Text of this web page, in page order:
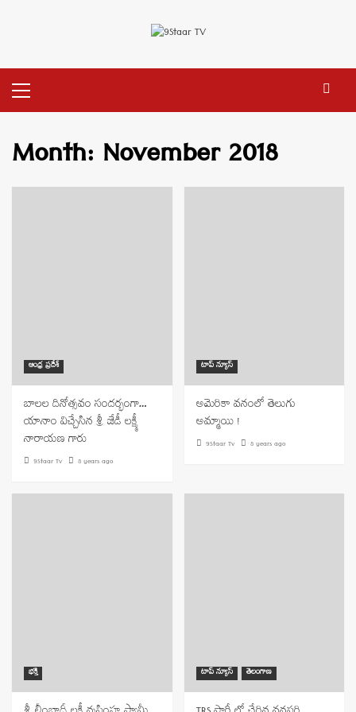
Menu
Month: November 2018
ఆంధ్ర ప్రదేశ్
బాలల దినోత్సవం సందర్భంగా…
యానాం విచ్చేసిన శ్రీ జేడీ లక్ష్మీ
నారాయణ గారు
9Staar Tv 8 years ago
టాప్ న్యూస్
అమెరికా వనంలో తెలుగు
అమ్మాయి !
9Staar Tv 8 years ago
భక్తి టాప్ న్యూస్ తెలంగాణ